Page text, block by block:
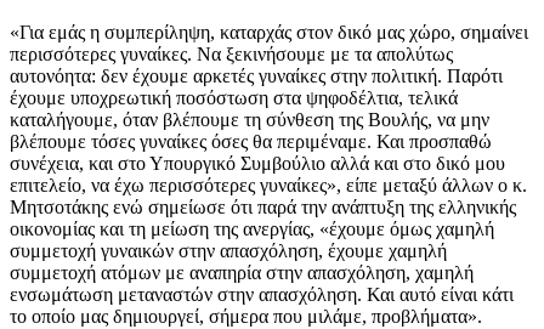
«Για εμάς η συμπερίληψη, καταρχάς στον δικό μας χώρο, σημαίνει
περισσότερες γυναίκες. Να ξεκινήσουμε με τα απολύτως
αυτονόητα: δεν έχουμε αρκετές γυναίκες στην πολιτική. Παρότι
έχουμε υποχρεωτική ποσόστωση στα ψηφοδέλτια, τελικά
καταλήγουμε, όταν βλέπουμε τη σύνθεση της Βουλής, να μην
βλέπουμε τόσες γυναίκες όσες θα περιμέναμε. Και προσπαθώ
συνέχεια, και στο Υπουργικό Συμβούλιο αλλά και στο δικό μου
επιτελείο, να έχω περισσότερες γυναίκες», είπε μεταξύ άλλων ο κ.
Μητσοτάκης ενώ σημείωσε ότι παρά την ανάπτυξη της ελληνικής
οικονομίας και τη μείωση της ανεργίας, «έχουμε όμως χαμηλή
συμμετοχή γυναικών στην απασχόληση, έχουμε χαμηλή
συμμετοχή ατόμων με αναπηρία στην απασχόληση, χαμηλή
ενσωμάτωση μεταναστών στην απασχόληση. Και αυτό είναι κάτι
το οποίο μας δημιουργεί, σήμερα που μιλάμε, προβλήματα».